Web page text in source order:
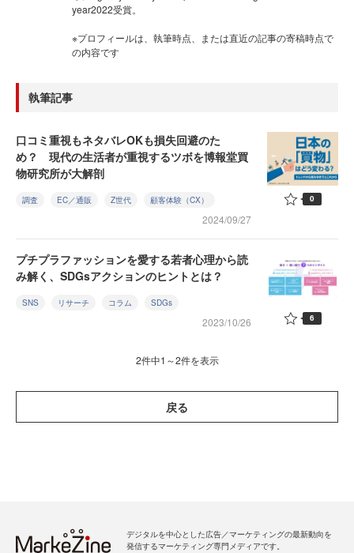
year2022受賞。
※プロフィールは、執筆時点、または直近の記事の寄稿時点で
の内容です
執筆記事
口コミ重視もネタバレOKも損失回避のた
め？ 現代の生活者が重視するツボを博報堂買
物研究所が大解剖
調査 EC／通販 Z世代 顧客体験（CX）
2024/09/27
0
プチプラファッションを愛する若者心理から読
み解く、SDGsアクションのヒントとは？
SNS リサーチ コラム SDGs
2023/10/26 6
2件中1～2件を表示
戻る
デジタルを中心とした広告／マーケティングの最新動向を
発信するマーケティング専門メディアです。